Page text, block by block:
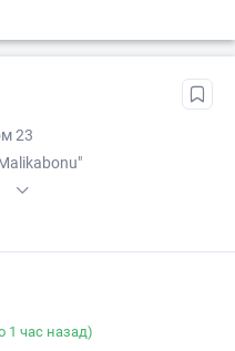
23
1 час назад)